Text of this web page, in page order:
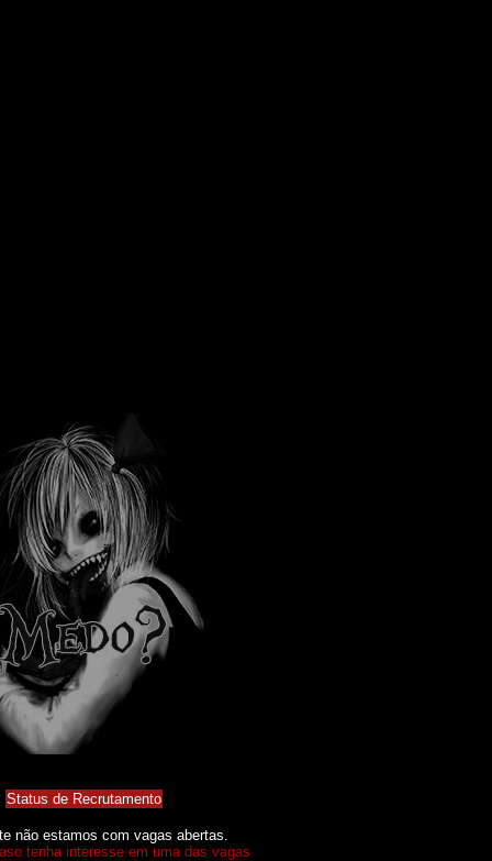
Status de Recrutamento
não estamos com vagas abertas.
tenha interesse em uma das vagas